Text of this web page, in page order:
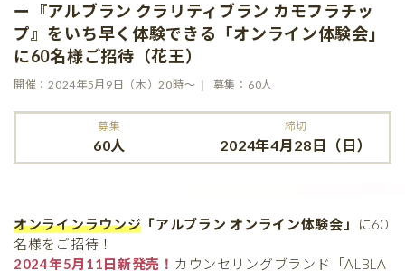
ー『アルブラン クラリティブラン カモフラチッ
プ』をいち早く体験できる「オンライン体験会」
に60名様ご招待（花王）
開催：2024年5月9日（木）20時〜 募集：60人
募集
60人
締切
2024年4月28日（日）
オンラインラウンジ 「アルブラン オンライン体験会」
に60
名様をご招待！
2024年5月11日新発売！ カウンセリングブランド「ALBLA